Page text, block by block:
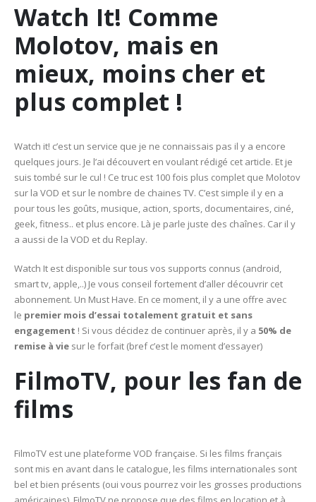
Watch It! Comme
Molotov, mais en
mieux, moins cher et
plus complet !
Watch it! c’est un service que je ne connaissais pas il y a encore
quelques jours. Je l’ai découvert en voulant rédigé cet article. Et je
suis tombé sur le cul ! Ce truc est 100 fois plus complet que Molotov
sur la VOD et sur le nombre de chaines TV. C’est simple il y en a
pour tous les goûts, musique, action, sports, documentaires, ciné,
geek, fitness.. et plus encore. Là je parle juste des chaînes. Car il y
a aussi de la VOD et du Replay.
Watch It est disponible sur tous vos supports connus (android,
smart tv, apple,..) Je vous conseil fortement d’aller découvrir cet
abonnement. Un Must Have. En ce moment, il y a une offre avec
le premier mois d’essai totalement gratuit et sans
engagement ! Si vous décidez de continuer après, il y a 50% de
remise à vie sur le forfait (bref c’est le moment d’essayer)
FilmoTV, pour les fan de
films
FilmoTV est une plateforme VOD française. Si les films français
sont mis en avant dans le catalogue, les films internationales sont
bel et bien présents (oui vous pourrez voir les grosses productions